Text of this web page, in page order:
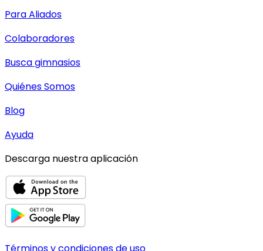
Para Aliados
Colaboradores
Busca gimnasios
Quiénes Somos
Blog
Ayuda
Descarga nuestra aplicación